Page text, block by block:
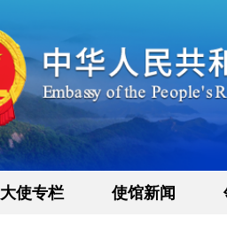
大使专栏 使馆新闻